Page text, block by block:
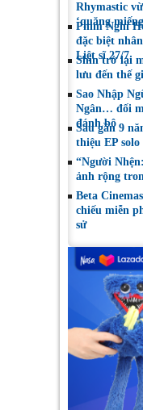
Rhymastic
‘quăng
Phim Nghỉ
đặc biệt
Liệt sĩ 27/7
Shin trở lại
lưu đến thế
Sao Nhập
Ngân… đối
đánh bộ
Sau gần 9
thiệu EP
“Người
ảnh rộng
Beta
chiếu miễn
sử